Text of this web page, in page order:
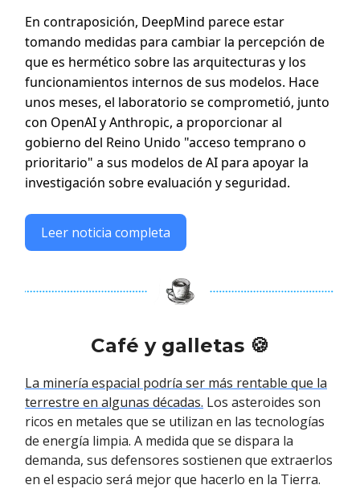
En contraposición, DeepMind parece estar
tomando medidas para cambiar la percepción de
que es hermético sobre las arquitecturas y los
funcionamientos internos de sus modelos. Hace
unos meses, el laboratorio se comprometió, junto
con OpenAI y Anthropic, a proporcionar al
gobierno del Reino Unido "acceso temprano o
prioritario" a sus modelos de AI para apoyar la
investigación sobre evaluación y seguridad.
Leer noticia completa
Café y galletas 🍪
La minería espacial podría ser más rentable que la
terrestre en algunas décadas. Los asteroides son
ricos en metales que se utilizan en las tecnologías
de energía limpia. A medida que se dispara la
demanda, sus defensores sostienen que extraerlos
en el espacio será mejor que hacerlo en la Tierra.